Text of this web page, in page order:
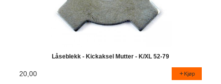
Låseblekk - Kickaksel Mutter - K/XL 52-79
20,00 Kjøp